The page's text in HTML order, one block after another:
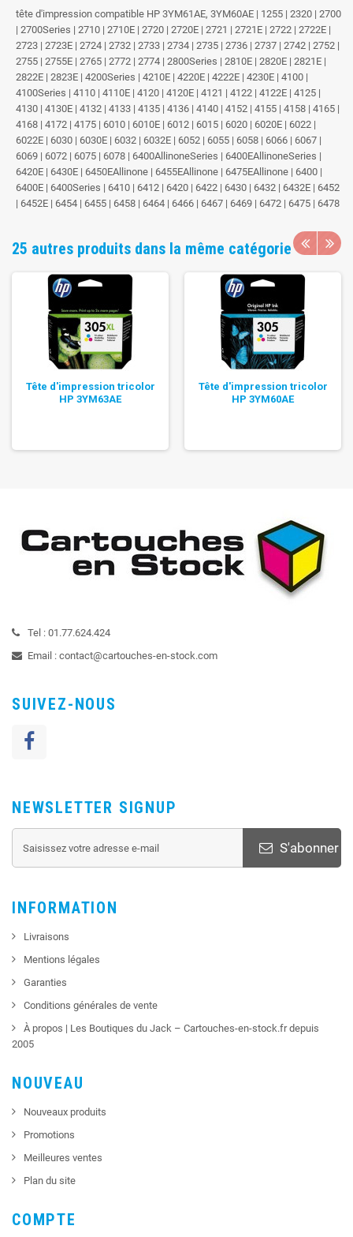
tête d'impression compatible HP 3YM61AE, 3YM60AE | 1255 | 2320 | 2700
| 2700Series | 2710 | 2710E | 2720 | 2720E | 2721 | 2721E | 2722 | 2722E |
2723 | 2723E | 2724 | 2732 | 2733 | 2734 | 2735 | 2736 | 2737 | 2742 | 2752 |
2755 | 2755E | 2765 | 2772 | 2774 | 2800Series | 2810E | 2820E | 2821E |
2822E | 2823E | 4200Series | 4210E | 4220E | 4222E | 4230E | 4100 |
4100Series | 4110 | 4110E | 4120 | 4120E | 4121 | 4122 | 4122E | 4125 |
4130 | 4130E | 4132 | 4133 | 4135 | 4136 | 4140 | 4152 | 4155 | 4158 | 4165 |
4168 | 4172 | 4175 | 6010 | 6010E | 6012 | 6015 | 6020 | 6020E | 6022 |
6022E | 6030 | 6030E | 6032 | 6032E | 6052 | 6055 | 6058 | 6066 | 6067 |
6069 | 6072 | 6075 | 6078 | 6400AllinoneSeries | 6400EAllinoneSeries |
6420E | 6430E | 6450EAllinone | 6455EAllinone | 6475EAllinone | 6400 |
6400E | 6400Series | 6410 | 6412 | 6420 | 6422 | 6430 | 6432 | 6432E | 6452
| 6452E | 6454 | 6455 | 6458 | 6464 | 6466 | 6467 | 6469 | 6472 | 6475 | 6478
25 autres produits dans la même catégorie
Tête d'impression tricolor
HP 3YM63AE
Tête d'impression tricolor
HP 3YM60AE
Tel : 01.77.624.424
Email : contact@cartouches-en-stock.com
SUIVEZ-NOUS
NEWSLETTER SIGNUP
S'abonner
INFORMATION
Livraisons
Mentions légales
Garanties
Conditions générales de vente
À propos | Les Boutiques du Jack – Cartouches-en-stock.fr depuis
2005
NOUVEAU
Nouveaux produits
Promotions
Meilleures ventes
Plan du site
COMPTE